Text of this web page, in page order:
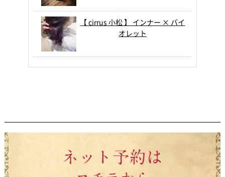
【 cirrus 小松 】 インナー × バイ
オレット